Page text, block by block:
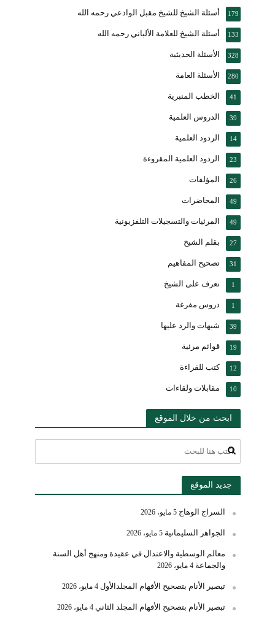
أسئلة الشيخ للشيخ مقبل الوادعي رحمه الله 179
أسئلة الشيخ للعلامة الألباني رحمه الله 133
الأسئلة الحديثية 328
الأسئلة العامة 280
الخطب المنبرية 41
الدروس العلمية 39
الردود العلمية 14
الردود العلمية المقروءة 23
المؤلفات 26
المحاضرات 49
المرئيات والتسجيلات التلفزيونية 49
بقلم الشيخ 27
تصحيح المفاهيم 31
تعرف على الشيخ 1
دروس مفرغة 1
شبهات والرد عليها 39
قوائم مرئية 19
كتب للقراءة 12
مقابلات ولقاءات 10
ابحث من خلال الموقع
جديد الموقع
السراج الوهاج 5 مايو، 2026
الجواهر السليمانية 5 مايو، 2026
معالم الوسطية والاعتدال في عقيدة ومنهج أهل السنة
والجماعة 4 مايو، 2026
تبصير الأنام بتصحيح الأفهام المجلدالأول 4 مايو، 2026
تبصير الأنام بتصحيح الأفهام المجلد الثاني 4 مايو، 2026